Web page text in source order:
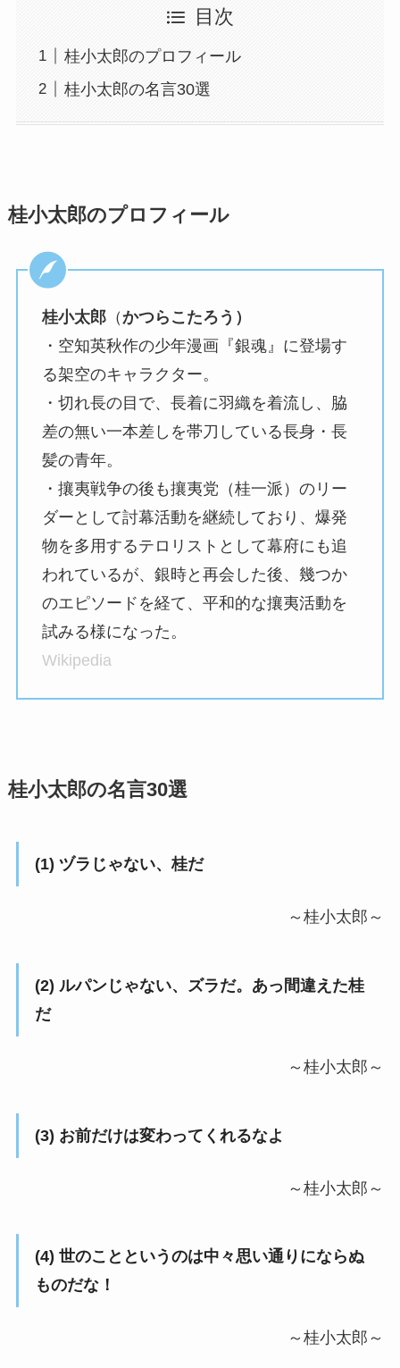
目次
桂小太郎のプロフィール
桂小太郎の名言30選
桂小太郎のプロフィール
桂小太郎（かつらこたろう）
・空知英秋作の少年漫画『銀魂』に登場す
る架空のキャラクター。
・切れ長の目で、長着に羽織を着流し、脇
差の無い一本差しを帯刀している長身・長
髪の青年。
・攘夷戦争の後も攘夷党（桂一派）のリー
ダーとして討幕活動を継続しており、爆発
物を多用するテロリストとして幕府にも追
われているが、銀時と再会した後、幾つか
のエピソードを経て、平和的な攘夷活動を
試みる様になった。
Wikipedia
桂小太郎の名言30選
(1) ヅラじゃない、桂だ
～桂小太郎～
(2) ルパンじゃない、ズラだ。あっ間違えた桂
だ
～桂小太郎～
(3) お前だけは変わってくれるなよ
～桂小太郎～
(4) 世のことというのは中々思い通りにならぬ
ものだな！
～桂小太郎～